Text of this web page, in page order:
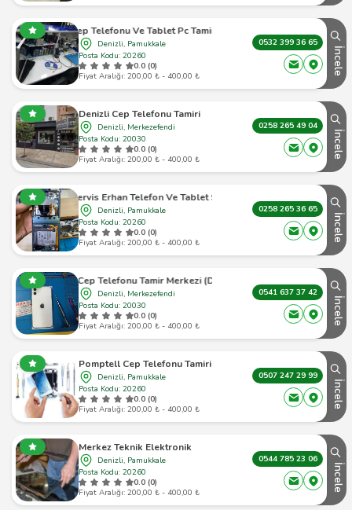
Cep Telefonu Ve Tablet Pc Tamir Bakım Ve Yazılım Servisi
Denizli, Pamukkale
Posta Kodu: 20260
0.0 (0)
Fiyat Aralığı: 200,00 ₺ - 400,00 ₺
0532 399 36 65
İncele
Denizli Cep Telefonu Tamiri
Denizli, Merkezefendi
Posta Kodu: 20030
0.0 (0)
Fiyat Aralığı: 200,00 ₺ - 400,00 ₺
0258 265 49 04
İncele
E-Servis Erhan Telefon Ve Tablet Servisi
Denizli, Pamukkale
Posta Kodu: 20260
0.0 (0)
Fiyat Aralığı: 200,00 ₺ - 400,00 ₺
0258 265 36 65
İncele
Denizli Cep Telefonu Tamir Merkezi (Demir İletişim)
Denizli, Merkezefendi
Posta Kodu: 20030
0.0 (0)
Fiyat Aralığı: 200,00 ₺ - 400,00 ₺
0541 637 37 42
İncele
Pomptell Cep Telefonu Tamiri
Denizli, Pamukkale
Posta Kodu: 20260
0.0 (0)
Fiyat Aralığı: 200,00 ₺ - 400,00 ₺
0507 247 29 99
İncele
Merkez Teknik Elektronik
Denizli, Pamukkale
Posta Kodu: 20260
0.0 (0)
Fiyat Aralığı: 200,00 ₺ - 400,00 ₺
0544 785 23 06
İncele